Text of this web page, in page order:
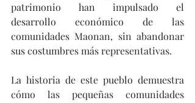
patrimonio han impulsado el
desarrollo económico de las
comunidades Maonan, sin abandonar
sus costumbres más representativas.
La historia de este pueblo demuestra
cómo las pequeñas comunidades